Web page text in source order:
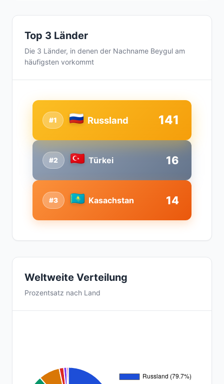
Top 3 Länder
Die 3 Länder, in denen der Nachname Beygul am
häufigsten vorkommt
#2 Türkei 16
#1 Russland 141
#3 Kasachstan 14
Weltweite Verteilung
Prozentsatz nach Land